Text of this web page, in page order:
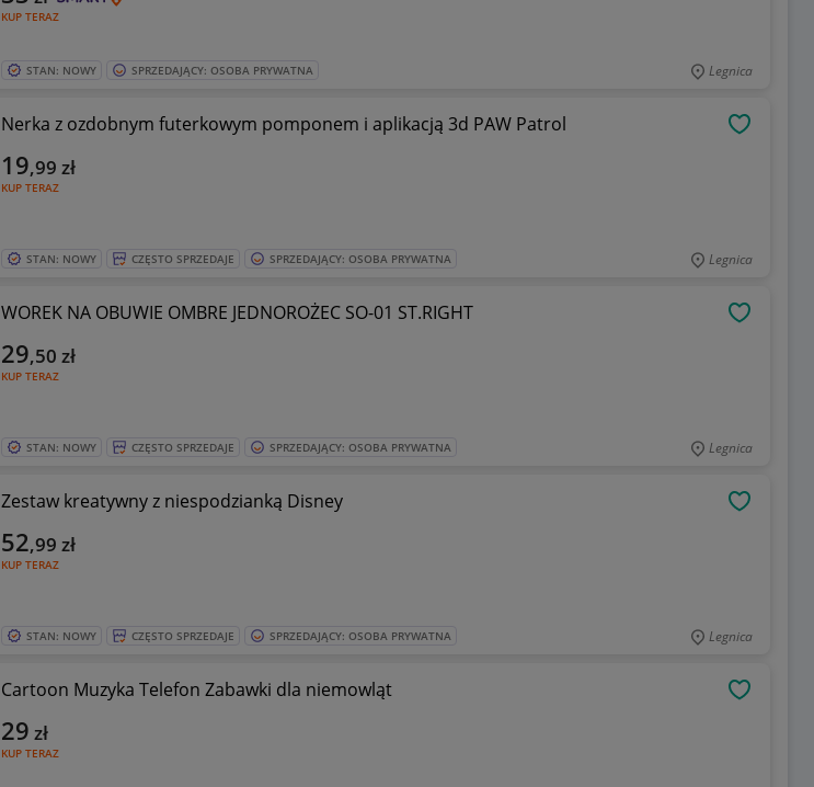
KUP TERAZ
STAN: NOWY SPRZEDAJĄCY: OSOBA PRYWATNA Legnica
Nerka z ozdobnym futerkowym pomponem i aplikacją 3d PAW Patrol
KUP TERAZ
19,99 zł
STAN: NOWY CZĘSTO SPRZEDAJE SPRZEDAJĄCY: OSOBA PRYWATNA Legnica
WOREK NA OBUWIE OMBRE JEDNOROŻEC SO-01 ST.RIGHT
KUP TERAZ
29,50 zł
STAN: NOWY CZĘSTO SPRZEDAJE SPRZEDAJĄCY: OSOBA PRYWATNA Legnica
Zestaw kreatywny z niespodzianką Disney
KUP TERAZ
52,99 zł
STAN: NOWY CZĘSTO SPRZEDAJE SPRZEDAJĄCY: OSOBA PRYWATNA Legnica
Cartoon Muzyka Telefon Zabawki dla niemowląt
KUP TERAZ
29 zł